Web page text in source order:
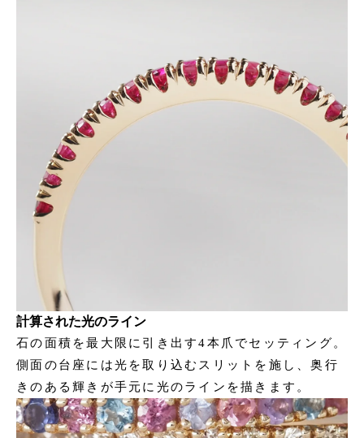
計算された光のライン
石の面積を最大限に引き出す4本爪でセッティング。
側面の台座には光を取り込むスリットを施し、奥行
きのある輝きが手元に光のラインを描きます。